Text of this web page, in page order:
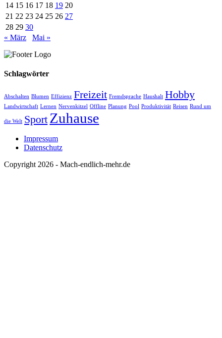
14 15 16 17 18 19 20
21 22 23 24 25 26 27
28 29 30
« März
Mai »
Schlagwörter
Abschalten Blumen Effizienz Freizeit Fremdsprache Haushalt Hobby
Landwirtschaft Lernen Nervenkitzel Offline Planung Pool Produktivität Reisen Rund um
die Welt Sport Zuhause
Impressum
Datenschutz
Copyright 2026 - Mach-endlich-mehr.de